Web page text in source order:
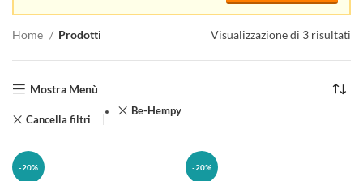
Home Prodotti Visualizzazione di 3 risultati
Mostra Menù
Cancella filtri
Be-Hempy
-20% -20%